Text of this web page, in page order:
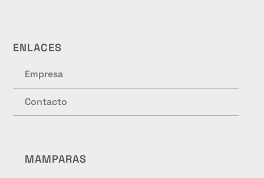
ENLACES
Empresa
Contacto
MAMPARAS